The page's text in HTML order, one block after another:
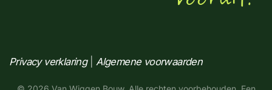
Privacy verklaring| Algemene voorwaarden